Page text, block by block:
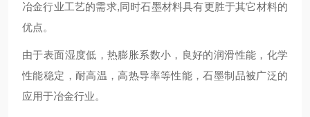
冶金行业工艺的需求,同时石墨材料具有更胜于其它材料的
优点。
由于表面湿度低，热膨胀系数小，良好的润滑性能，化学
性能稳定，耐高温，高热导率等性能，石墨制品被广泛的
应用于冶金行业。